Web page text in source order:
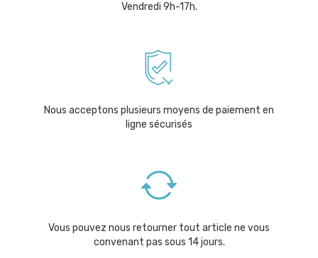
Vendredi 9h-17h.
Nous acceptons plusieurs moyens de paiement en
ligne sécurisés
Vous pouvez nous retourner tout article ne vous
convenant pas sous 14 jours.